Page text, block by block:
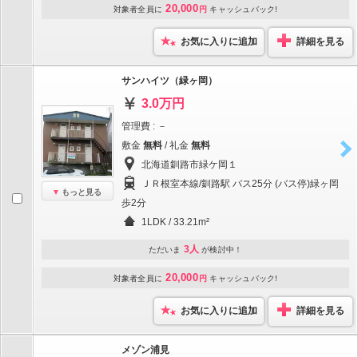
対象者全員に 20,000 円 キャッシュバック!
お気に入りに追加 詳細を見る
もっと見る
サンハイツ（緑ヶ岡）
3.0万円
管理費 : －
敷金 無料 / 礼金 無料
北海道釧路市緑ケ岡１
ＪＲ根室本線/釧路駅 バス25分 (バス停)緑ヶ岡
歩2分
1LDK / 33.21m²
ただいま 3人 が検討中！
対象者全員に 20,000 円 キャッシュバック!
お気に入りに追加 詳細を見る
メゾン浦見